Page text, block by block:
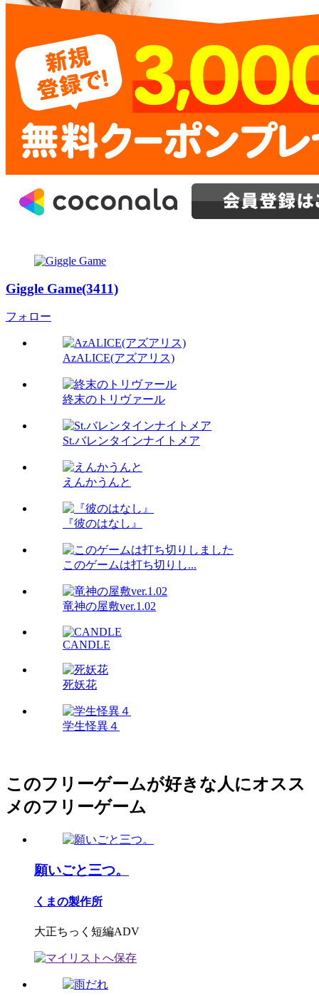
Giggle Game(3411)
フォロー
AzALICE(アズアリス)
終末のトリヴァール
St.バレンタインナイトメア
えんかうんと
『彼のはなし』
このゲームは打ち切りし...
竜神の屋敷ver.1.02
CANDLE
死妖花
学生怪異４
このフリーゲームが好きな人にオスス
メのフリーゲーム
願いごと三つ。
くまの製作所
大正ちっく短編ADV